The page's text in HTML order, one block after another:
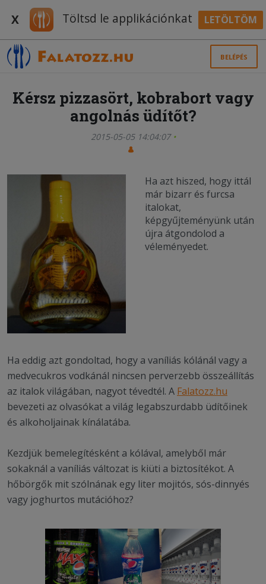
X Töltsd le applikációnkat LETÖLTÖM
BELÉPÉS
Kérsz pizzasört, kobrabort vagy
angolnás üdítőt?
2015-05-05 14:04:07
Ha azt hiszed, hogy ittál
már bizarr és furcsa
italokat,
képgyűjteményünk után
újra átgondolod a
véleményedet.
Ha eddig azt gondoltad, hogy a vaníliás kólánál vagy a
medvecukros vodkánál nincsen perverzebb összeállítás
az italok világában, nagyot tévedtél. A Falatozz.hu
bevezeti az olvasókat a világ legabszurdabb üdítőinek
és alkoholjainak kínálatába.
Kezdjük bemelegítésként a kólával, amelyből már
sokaknál a vaníliás változat is kiüti a biztosítékot. A
hőbörgők mit szólnának egy liter mojitós, sós-dinnyés
vagy joghurtos mutációhoz?